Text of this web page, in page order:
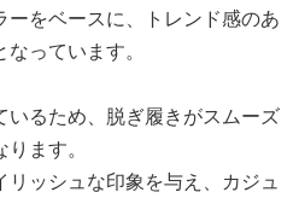
をベースに、トレンド感のあ
っています。
いるため、脱ぎ履きがスムーズ
ます。
ッシュな印象を与え、カジュ